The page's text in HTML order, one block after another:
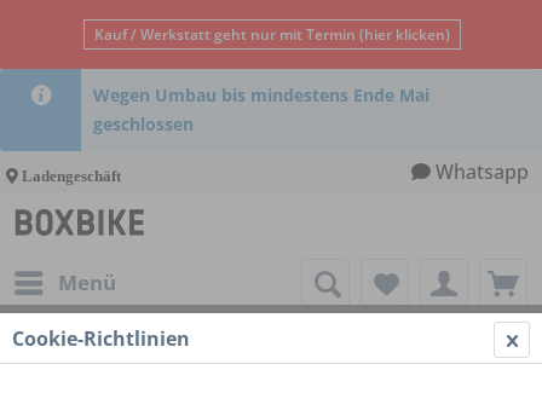
Kauf / Werkstatt geht nur mit Termin (hier klicken)
Wegen Umbau bis mindestens Ende Mai
geschlossen
Ladengeschäft Whatsapp
Menü
Cookie-Richtlinien